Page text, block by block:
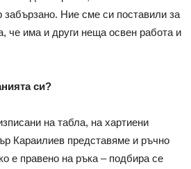
забързано. Ние сме си поставили за
че има и други неща освен работа и
си?
на табла, на хартиени
Караилиев представяме и ръчно
е правено на ръка – подбира се